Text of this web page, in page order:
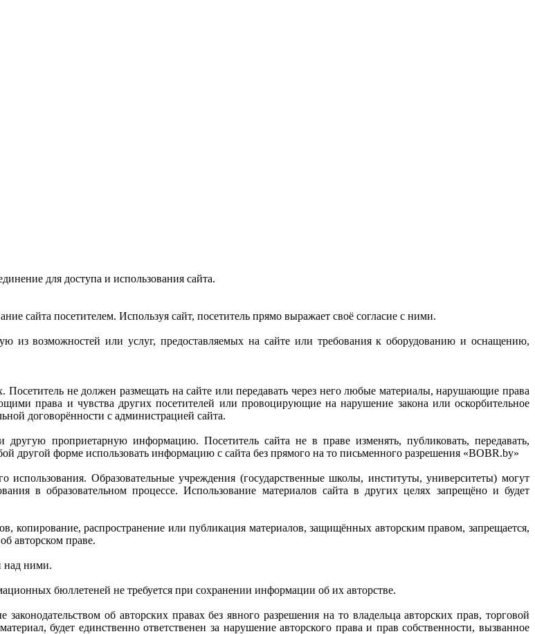
для доступа и использования сайта.
сайта посетителем. Используя сайт, посетитель прямо выражает своё согласие с ними.
возможностей или услуг, предоставляемых на сайте или требования к оборудованию и оснащению,
Посетитель не должен размещать на сайте или передавать через него любые материалы, нарушающие права
права и чувства других посетителей или провоцирующие на нарушение закона или оскорбительное
договорённости с администрацией сайта.
проприетарную информацию. Посетитель сайта не в праве изменять, публиковать, передавать,
другой форме использовать информацию с сайта без прямого на то письменного разрешения «BOBR.by»
использования. Образовательные учреждения (государственные школы, институты, университеты) могут
в образовательном процессе. Использование материалов сайта в других целях запрещёно и будет
копирование, распространение или публикация материалов, защищённых ­авторским правом, запрещается,
авторском праве.
над ними.
бюллетеней не требуется при сохранении информации об их авторстве.
об авторских правах без явного разрешения на то владельца авторских прав, торговой
будет единственно ответственен за нарушение авторского права и прав собственности, вызванное